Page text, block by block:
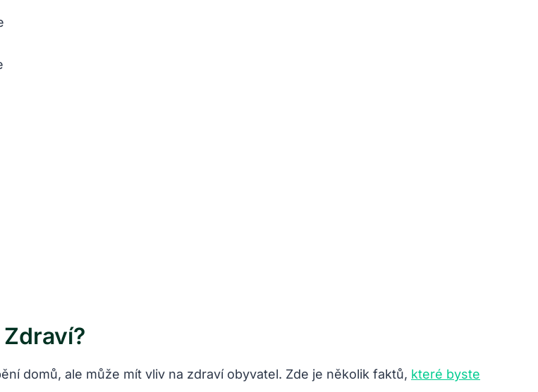
domů, ale může mít vliv na zdraví obyvatel. Zde je několik faktů, které byste